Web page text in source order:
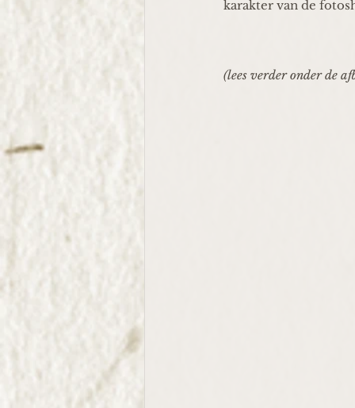
karakter van de
(lees verder onder de